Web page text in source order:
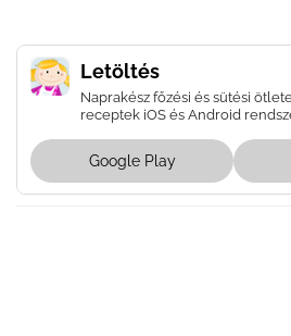
Letöltés
Naprakész főzési és sütési
receptek iOS és Android
Google Play